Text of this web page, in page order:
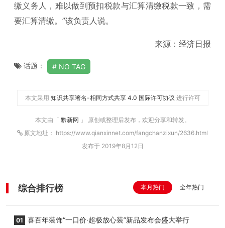
缴义务人，难以做到预扣税款与汇算清缴税款一致，需
要汇算清缴。”该负责人说。
来源：经济日报
话题： NO TAG
本文采用 知识共享署名-相同方式共享 4.0 国际许可协议 进行许可
本文由「 黔新网 」 原创或整理后发布，欢迎分享和转发。
原文地址： https://www.qianxinnet.com/fangchanzixun/2636.html
发布于 2019年8月12日
综合排行榜 本月热门 全年热门
01 喜百年装饰“一口价·超极放心装”新品发布会盛大举行